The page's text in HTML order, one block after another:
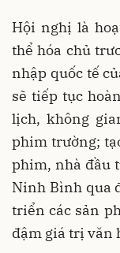
Hội nghị là
thể hóa chủ
nhập quốc tế
sẽ tiếp tục
lịch, không
phim trường;
phim, nhà đầu
Ninh Bình qua
triển các sản
đậm giá trị văn